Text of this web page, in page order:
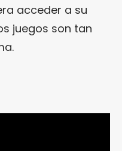
acceder a su
juegos son tan